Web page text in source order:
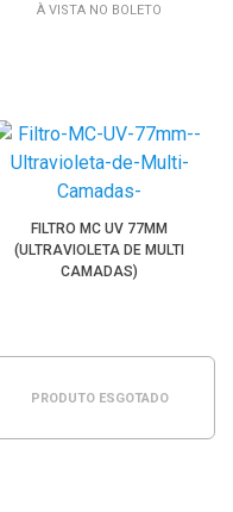
À VISTA NO BOLETO
FILTRO MC UV 77MM
(ULTRAVIOLETA DE MULTI
CAMADAS)
PRODUTO ESGOTADO